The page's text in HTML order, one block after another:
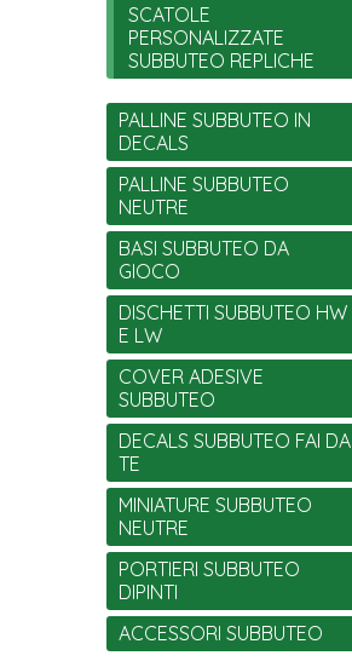
SCATOLE
PERSONALIZZATE
SUBBUTEO REPLICHE
PALLINE SUBBUTEO IN
DECALS
PALLINE SUBBUTEO
NEUTRE
BASI SUBBUTEO DA
GIOCO
DISCHETTI SUBBUTEO HW
E LW
COVER ADESIVE
SUBBUTEO
DECALS SUBBUTEO FAI DA
TE
MINIATURE SUBBUTEO
NEUTRE
PORTIERI SUBBUTEO
DIPINTI
ACCESSORI SUBBUTEO